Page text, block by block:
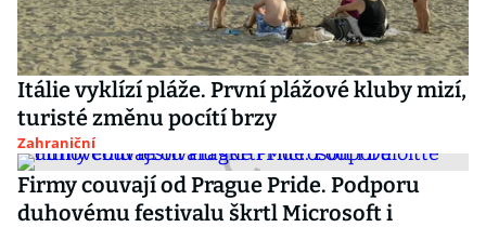
Itálie vyklízí pláže. První plážové kluby mizí,
turisté změnu pocítí brzy
Zahraniční
Firmy couvají od Prague Pride. Podporu
duhovému festivalu škrtl Microsoft i